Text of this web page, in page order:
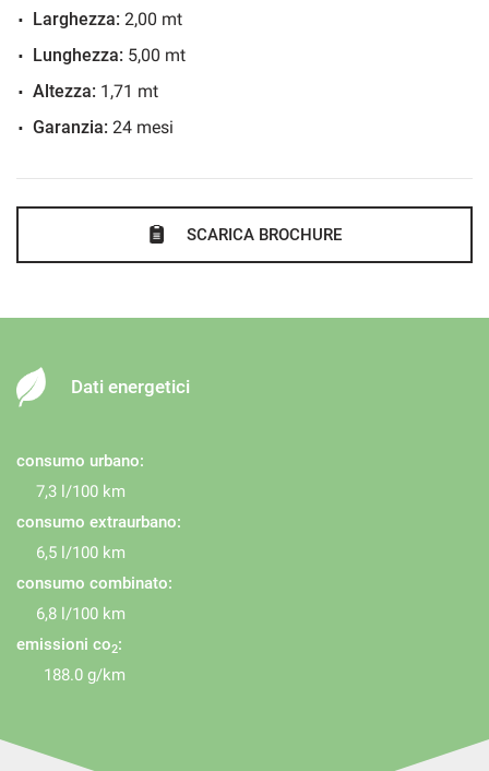
Specchietti laterali elettrici
Telecamera per parcheggio assistito
Larghezza: 2,00 mt
Lunghezza: 5,00 mt
Altezza: 1,71 mt
Garanzia: 24 mesi
SCARICA BROCHURE
Dati energetici
consumo urbano:
7,3 l/100 km
consumo extraurbano:
6,5 l/100 km
consumo combinato:
6,8 l/100 km
emissioni co2:
188.0 g/km